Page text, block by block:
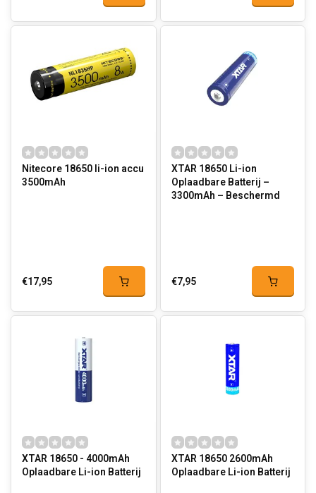
Nitecore 18650 li-ion accu
3500mAh
€17,95
XTAR 18650 Li-ion
Oplaadbare Batterij –
3300mAh – Beschermd
€7,95
XTAR 18650 - 4000mAh
Oplaadbare Li-ion Batterij
XTAR 18650 2600mAh
Oplaadbare Li-ion Batterij